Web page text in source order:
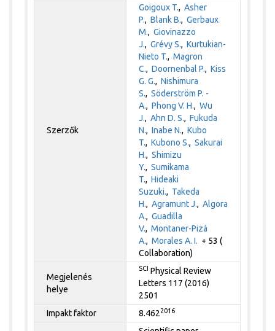
Szerzők
Goigoux T.,Asher
P.,Blank B.,Gerbaux
M.,Giovinazzo
J.,Grévy S.,Kurtukian-
Nieto T.,Magron
C.,Doornenbal P.,Kiss
G. G.,Nishimura
S.,Söderström P. -
A.,Phong V. H.,Wu
J.,Ahn D. S.,Fukuda
N.,Inabe N.,Kubo
T.,Kubono S.,Sakurai
H.,Shimizu
Y.,Sumikama
T.,Hideaki
Suzuki., Takeda
H.,Agramunt J.,Algora
A.,Guadilla
V.,Montaner-Pizá
A.,Morales A. I. + 53 (
Collaboration)
Megjelenés
helye
SCI Physical Review
Letters 117 (2016)
2501
Impakt faktor
8.4622016